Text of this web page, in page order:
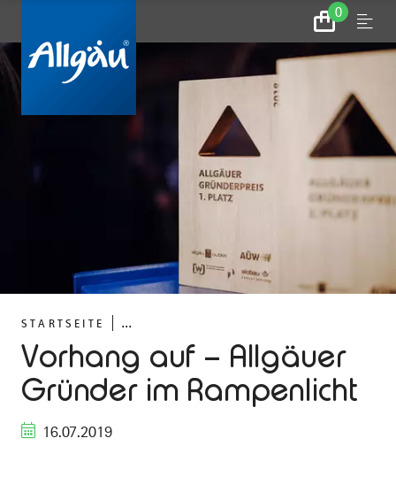
0
Zum
Warenkorb
Menu
STARTSEITE ...
Vorhang auf – Allgäuer
Gründer im Rampenlicht
16.07.2019